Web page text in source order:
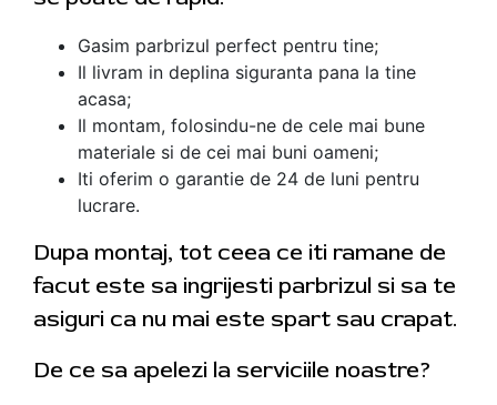
Gasim parbrizul perfect pentru tine;
Il livram in deplina siguranta pana la tine
acasa;
Il montam, folosindu-ne de cele mai bune
materiale si de cei mai buni oameni;
Iti oferim o garantie de 24 de luni pentru
lucrare.
Dupa montaj, tot ceea ce iti ramane de
facut este sa ingrijesti parbrizul si sa te
asiguri ca nu mai este spart sau crapat.
De ce sa apelezi la serviciile noastre?